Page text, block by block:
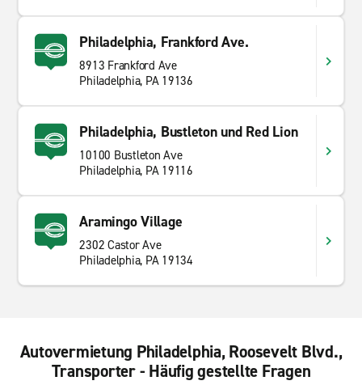
Philadelphia, Frankford Ave.
8913 Frankford Ave
Philadelphia, PA 19136
Philadelphia, Bustleton und Red Lion
10100 Bustleton Ave
Philadelphia, PA 19116
Aramingo Village
2302 Castor Ave
Philadelphia, PA 19134
Autovermietung Philadelphia, Roosevelt Blvd.,
Transporter - Häufig gestellte Fragen